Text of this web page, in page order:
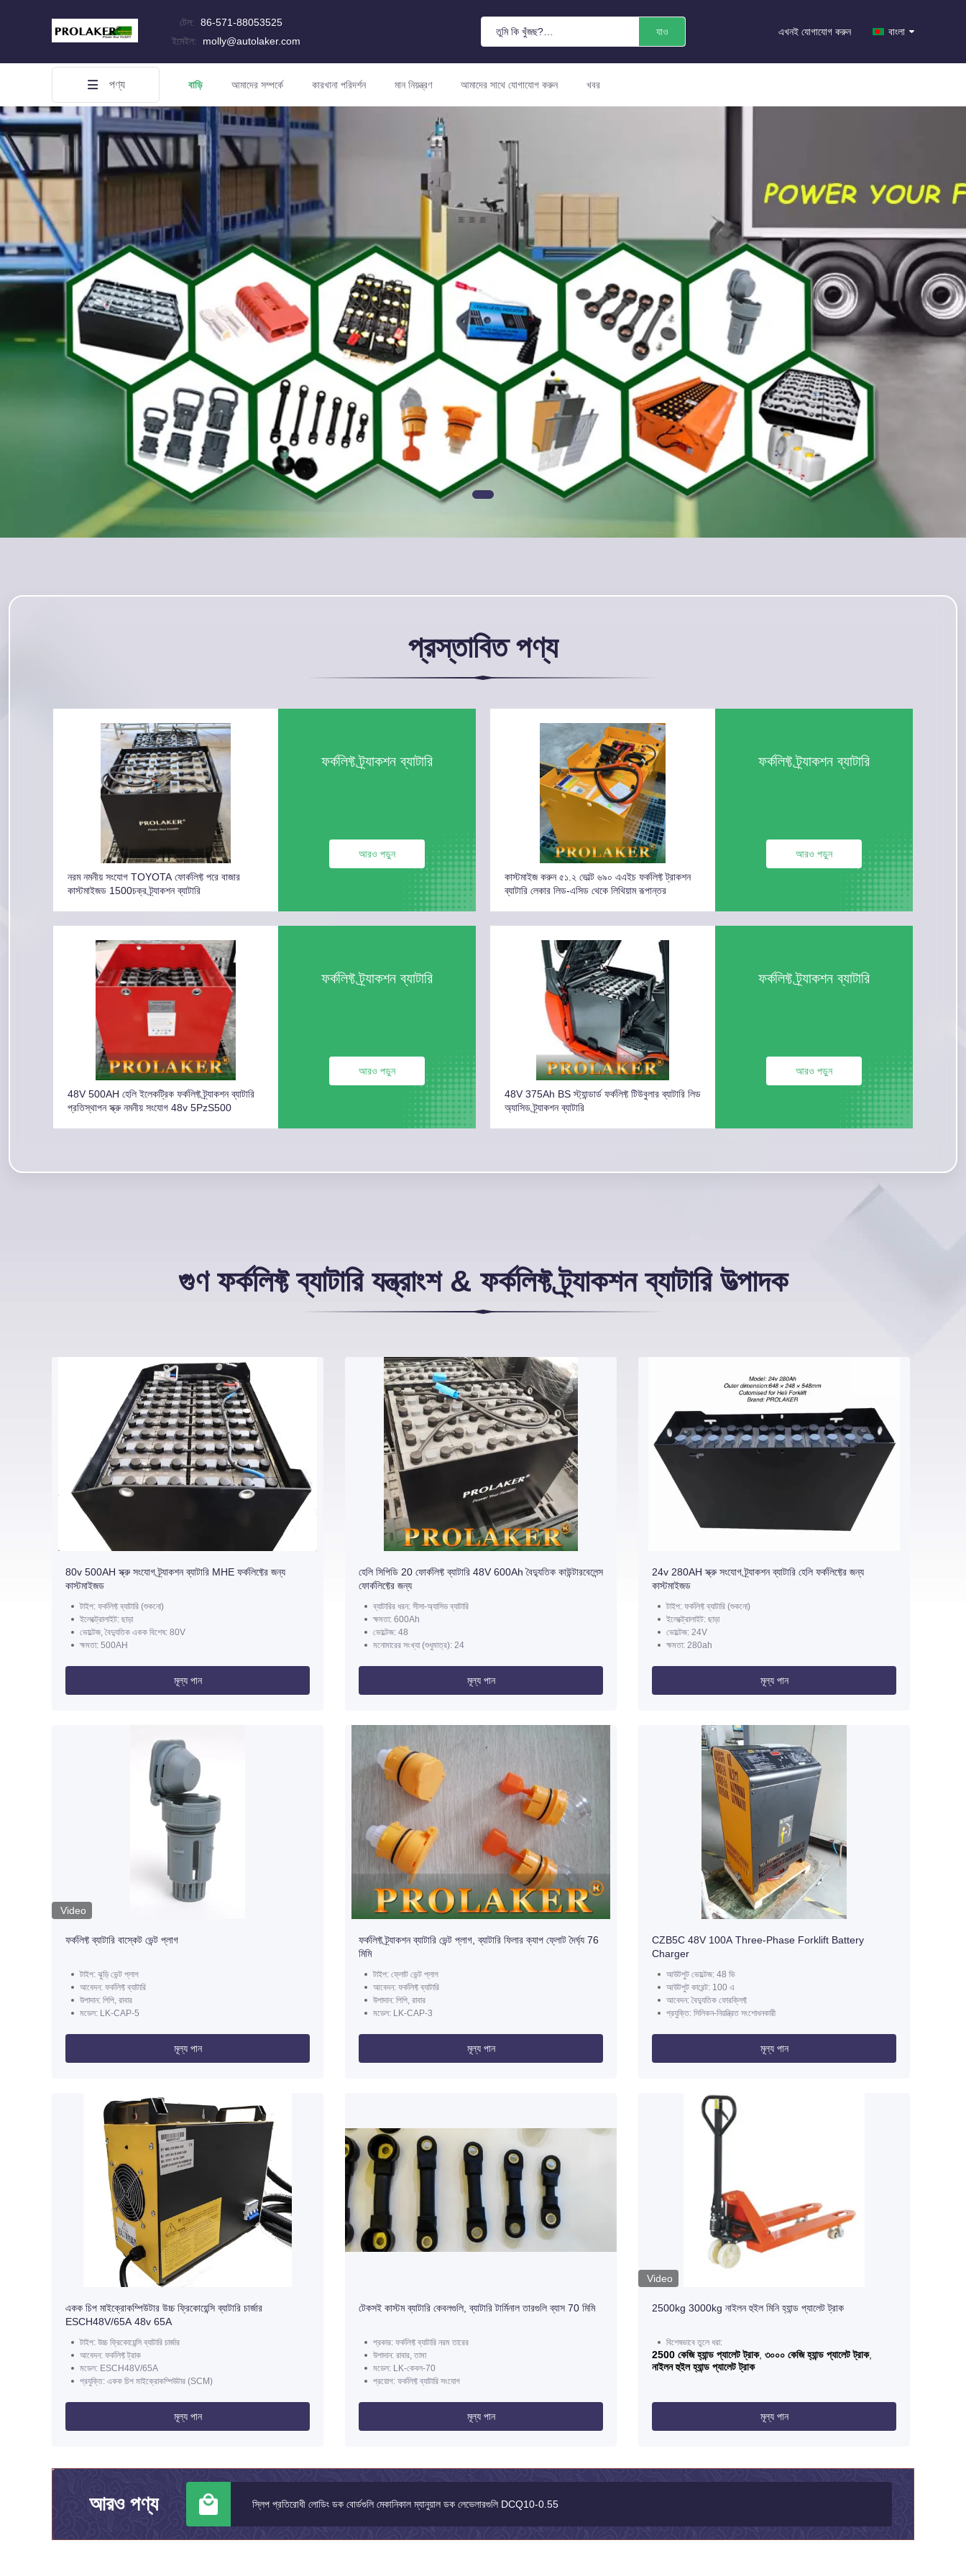
টেল: 86-571-88053525
ইমেইল:
molly@autolaker.com
যাও এখনই যোগাযোগ করুন বাংলা
পণ্য বাড়ি আমাদের সম্পর্কে কারখানা পরিদর্শন মান নিয়ন্ত্রণ আমাদের সাথে যোগাযোগ করুন খবর
প্রস্তাবিত পণ্য
নরম নমনীয় সংযোগ TOYOTA ফোর্কলিফ্ট পরে বাজার
কাস্টমাইজড 1500চক্র ট্র্যাকশন ব্যাটারি
ফর্কলিফ্ট ট্র্যাকশন ব্যাটারি
আরও পড়ুন
কাস্টমাইজ করুন ৫১.২ ভোল্ট ৬৯০ এএইচ ফর্কলিফ্ট ট্রাকশন
ব্যাটারি লেকার লিড-এসিড থেকে লিথিয়াম রূপান্তর
ফর্কলিফ্ট ট্র্যাকশন ব্যাটারি
আরও পড়ুন
48V 500AH হেলি ইলেকট্রিক ফর্কলিফ্ট ট্র্যাকশন ব্যাটারি
প্রতিস্থাপন স্ক্রু নমনীয় সংযোগ 48v 5PzS500
ফর্কলিফ্ট ট্র্যাকশন ব্যাটারি
আরও পড়ুন
48V 375Ah BS স্ট্যান্ডার্ড ফর্কলিফ্ট টিউবুলার ব্যাটারি লিড
অ্যাসিড ট্র্যাকশন ব্যাটারি
ফর্কলিফ্ট ট্র্যাকশন ব্যাটারি
আরও পড়ুন
গুণ ফর্কলিফ্ট ব্যাটারি যন্ত্রাংশ & ফর্কলিফ্ট ট্র্যাকশন ব্যাটারি উত্পাদক
80v 500AH স্ক্রু সংযোগ ট্র্যাকশন ব্যাটারি MHE ফর্কলিফ্টের জন্য
কাস্টমাইজড
টাইপ: ফর্কলিফ্ট ব্যাটারি (শুকনো)
ইলেক্ট্রোলাইট: ছাড়া
ভোল্টেজ, বৈদ্যুতিক একক বিশেষ: 80V
ক্ষমতা: 500AH
মূল্য পান
হেলি সিপিডি 20 ফোর্কলিফ্ট ব্যাটারি 48V 600Ah বৈদ্যুতিক কাউন্টারবেলেন্স
ফোর্কলিফ্টের জন্য
ব্যাটারির ধরন: সীসা-অ্যাসিড ব্যাটারি
ক্ষমতা: 600Ah
ভোল্টেজ: 48
মনোমারের সংখ্যা (শুধুমাত্র): 24
মূল্য পান
24v 280AH স্ক্রু সংযোগ ট্র্যাকশন ব্যাটারি হেলি ফর্কলিফ্টের জন্য
কাস্টমাইজড
টাইপ: ফর্কলিফ্ট ব্যাটারি (শুকনো)
ইলেক্ট্রোলাইট: ছাড়া
ভোল্টেজ: 24V
ক্ষমতা: 280ah
মূল্য পান
Video
ফর্কলিফ্ট ব্যাটারি বাস্কেট ভেন্ট প্লাগ
টাইপ: ঝুড়ি ভেন্ট প্লাগ
আবেদন: ফর্কলিফ্ট ব্যাটারি
উপাদান: পিপি, রাবার
মডেল: LK-CAP-5
মূল্য পান
ফর্কলিফ্ট ট্র্যাকশন ব্যাটারি ভেন্ট প্লাগ, ব্যাটারি ফিলার ক্যাপ ফ্লোট দৈর্ঘ্য 76
মিমি
টাইপ: ফ্লোট ভেন্ট প্লাগ
আবেদন: ফর্কলিফ্ট ব্যাটারি
উপাদান: পিপি, রাবার
মডেল: LK-CAP-3
মূল্য পান
CZB5C 48V 100A Three-Phase Forklift Battery
Charger
আউটপুট ভোল্টেজ: 48 ভি
আউটপুট কারেন্ট: 100 এ
আবেদন: বৈদ্যুতিক ফোরক্লিফ্ট
প্রযুক্তি: সিলিকন-নিয়ন্ত্রিত সংশোধনকারী
মূল্য পান
একক চিপ মাইক্রোকম্পিউটার উচ্চ ফ্রিকোয়েন্সি ব্যাটারি চার্জার
ESCH48V/65A 48v 65A
টাইপ: উচ্চ ফ্রিকোয়েন্সি ব্যাটারি চার্জার
আবেদন: ফর্কলিফ্ট ট্রাক
মডেল: ESCH48V/65A
প্রযুক্তি: একক চিপ মাইক্রোকম্পিউটার (SCM)
মূল্য পান
টেকসই কাস্টম ব্যাটারি কেবলগুলি, ব্যাটারি টার্মিনাল তারগুলি ব্যাস 70 মিমি
প্রকার: ফর্কলিফ্ট ব্যাটারি নরম তারের
উপাদান: রাবার, তামা
মডেল: LK-কেবল-70
প্রয়োগ: ফর্কলিফ্ট ব্যাটারি সংযোগ
মূল্য পান
Video
2500kg 3000kg নাইলন হুইল মিনি হ্যান্ড প্যালেট ট্রাক
বিশেষভাবে তুলে ধরা:
2500 কেজি হ্যান্ড প্যালেট ট্রাক, ৩০০০ কেজি হ্যান্ড প্যালেট ট্রাক,
নাইলন হুইল হ্যান্ড প্যালেট ট্রাক
মূল্য পান
আরও পণ্য 10 টন ফিক্সড হাইড্রোলিক ডক লেভেলার, পোর্টেবল লোডিং ডক র‌্যাম্পগুলি DCQ10-0.7